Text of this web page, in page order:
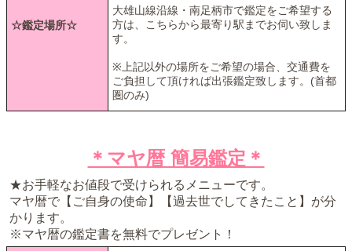
☆鑑定場所☆
大雄山線沿線・南足柄市で鑑定をご希望する
方は、こちらから最寄り駅までお伺い致しま
す。
※上記以外の場所をご希望の場合、交通費を
ご負担して頂ければ出張鑑定致します。(首都
圏のみ)
＊マヤ暦 簡易鑑定＊
★お手軽なお値段で受けられるメニューです。
マヤ暦で【ご自身の使命】【過去世でしてきたこと】が分
かります。
※マヤ暦の鑑定書を無料でプレゼント！